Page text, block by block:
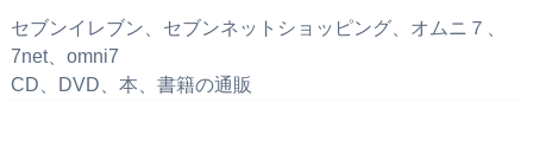
セブンイレブン、セブンネットショッピング、オムニ７、
7net、omni7
CD、DVD、本、書籍の通販